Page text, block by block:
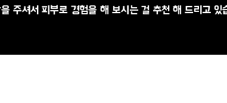
주셔서 피부로 경험을 해 보시는 걸 추천 해 드리고 있